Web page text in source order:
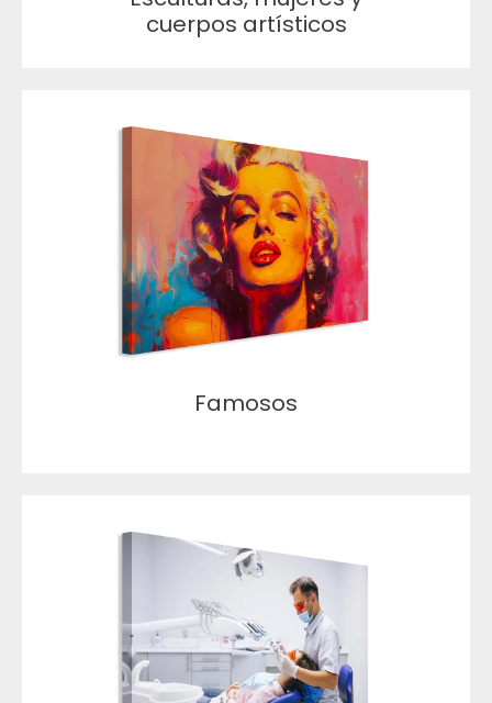
cuerpos artísticos
Famosos